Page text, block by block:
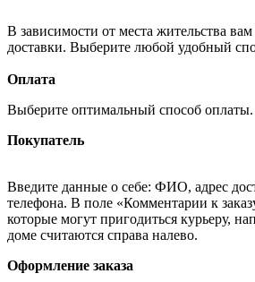
В зависимости от места жительства
доставки. Выберите любой удобный
Оплата
Выберите оптимальный способ оплаты.
Покупатель
Введите данные о себе: ФИО, адрес
телефона. В поле «Комментарии к
которые могут пригодиться курьеру,
доме считаются справа налево.
Оформление заказа